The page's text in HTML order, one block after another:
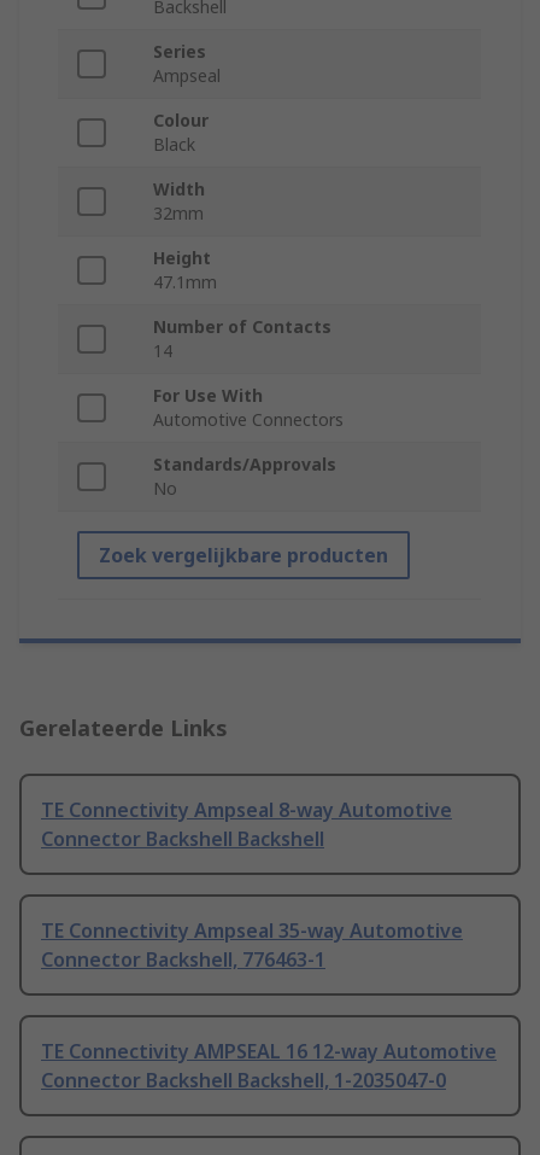
Backshell
Series
Ampseal
Colour
Black
Width
32mm
Height
47.1mm
Number of Contacts
14
For Use With
Automotive Connectors
Standards/Approvals
No
Zoek vergelijkbare producten
Gerelateerde Links
TE Connectivity Ampseal 8-way Automotive
Connector Backshell Backshell
TE Connectivity Ampseal 35-way Automotive
Connector Backshell, 776463-1
TE Connectivity AMPSEAL 16 12-way Automotive
Connector Backshell Backshell, 1-2035047-0